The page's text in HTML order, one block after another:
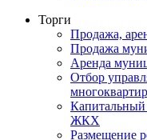
Торги
Продажа,
Продажа
Аренда
Отбор
Капитальный
ЖКХ
Размещение